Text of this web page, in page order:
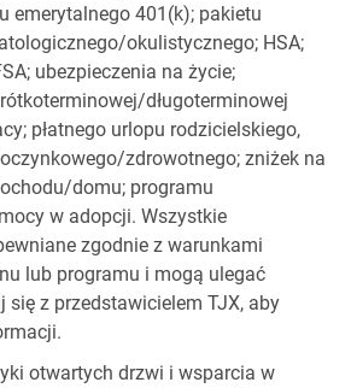
emerytalnego 401(k); pakietu
okulistycznego; HSA;
ubezpieczenia na życie;
długoterminowej
płatnego urlopu rodzicielskiego,
zdrowotnego; zniżek na
domu; programu
w adopcji. Wszystkie
zgodnie z warunkami
lub programu i mogą ulegać
się z przedstawicielem TJX, aby
otwartych drzwi i wsparcia w